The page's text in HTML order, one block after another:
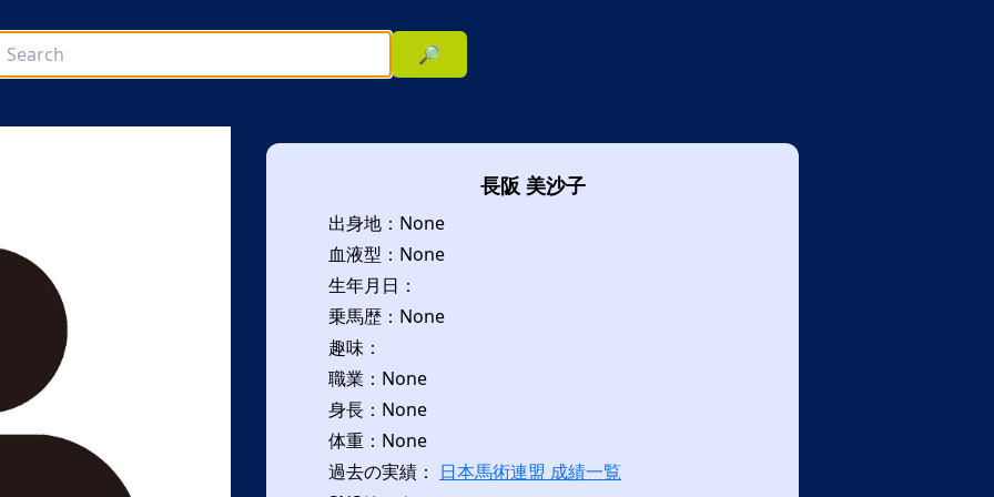
🔎
長阪 美沙子
出身地：None
血液型：None
生年月日：
乗馬歴：None
趣味：
職業：None
身長：None
体重：None
過去の実績： 日本馬術連盟 成績一覧